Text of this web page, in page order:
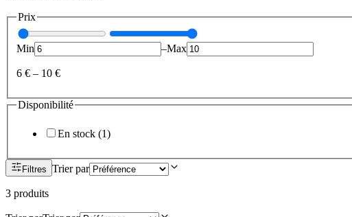
Prix
Min –Max
6 € – 10 €
Disponibilité
En stock (1)
Filtres Trier par
3 produits